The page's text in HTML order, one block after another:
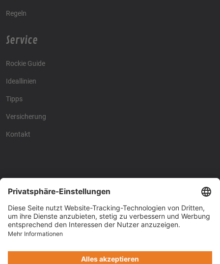
Regeln
Service
Rockie Guide
Ideallinien
Tipps
Versicherung
Kontakt
Racing4fun - Alles über
Racing4fun - Alles über
Copyright © Racing4Fun 2024 Impressum